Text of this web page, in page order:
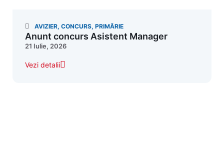
AVIZIER, CONCURS, PRIMĂRIE
Anunt concurs Asistent Manager
21 Iulie, 2026
Vezi detalii